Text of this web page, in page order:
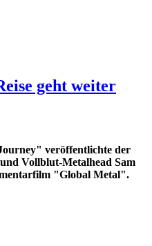
geht weiter
veröffentlichte der
Vollblut-Metalhead Sam
"Global Metal".